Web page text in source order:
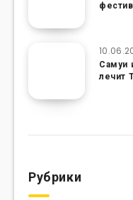
Самуи
лечит
Рубрики